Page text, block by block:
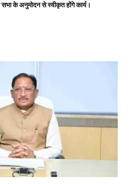
सभा के अनुमोदन से स्वीकृत होंगे कार्य।